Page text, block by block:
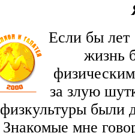
Если бы лет
жизнь
за злую
физкультуры
Знакомые мне